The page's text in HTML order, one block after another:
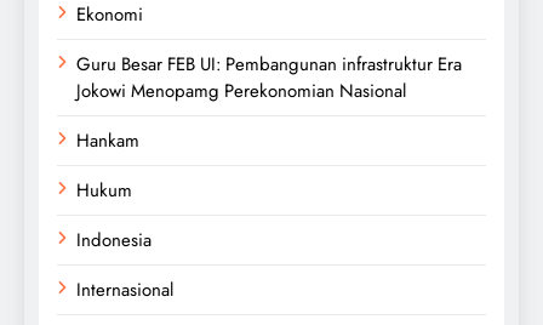
Ekonomi
Guru Besar FEB UI: Pembangunan infrastruktur Era
Jokowi Menopamg Perekonomian Nasional
Hankam
Hukum
Indonesia
Internasional